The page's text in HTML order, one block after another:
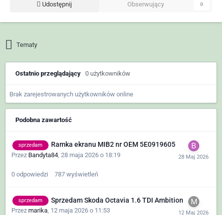
Udostępnij Obserwujący 0
Tematy
Ostatnio przeglądający 0 użytkowników
Brak zarejestrowanych użytkowników online
Podobna zawartość
sprzedam Ramka ekranu MIB2 nr OEM 5E0919605
Przez Bandyta84 28 maja 2026 o 18:19
0 odpowiedzi 787 wyświetleń
sprzedam Sprzedam Skoda Octavia 1.6 TDI Ambition
Przez marika, 12 maja 2026 o 11:53